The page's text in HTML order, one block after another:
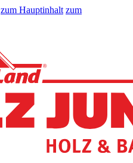
zum Hauptinhalt zum